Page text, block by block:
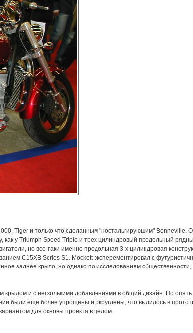
Tiger и только что сделанным "ностальгирующим" Bonneville.
как у Triumph Speed Triple и трех цилиндровый продольный
но все-таки именно продольная 3-х цилиндровая
C15XB Series S1. Mockett эксперементировал с
заднее крыло, но однако по исследованиям общественности,
и с несколькими добавлениями в общий дизайн. Но опять
были еще более упрощены и округлены, что вылилось в
для основы проекта в целом.